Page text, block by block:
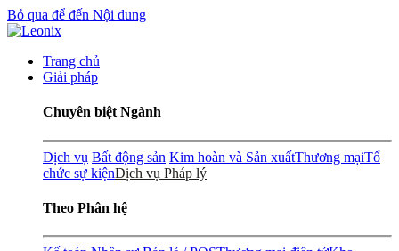
Bỏ qua để đến Nội dung
Trang chủ
Giải pháp
Chuyên biệt Ngành
Dịch vụ Bất động sản Kim hoàn và Sản xuấtThương mạiTổ
chức sự kiệnDịch vụ Pháp lý
Theo Phân hệ